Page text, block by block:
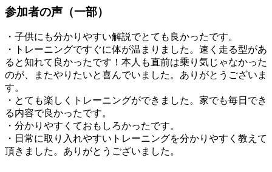
参加者の声（一部）
・子供にも分かりやすい解説でとても良かったです。​
・トレーニングですぐに体が温まりました。速く走る型があ
ると知れて良かったです！本人も直前は乗り気じゃなかった
のが、またやりたいと喜んでいました。ありがとうございま
す。​
・とても楽しくトレーニングができました。家でも毎日でき
る内容で良かったです。​
・分かりやすくておもしろかったです。​
・日常に取り入れやすいトレーニングを分かりやすく教えて
頂きました。ありがとうございました。